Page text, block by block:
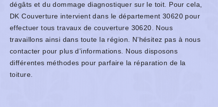
dégâts et du dommage diagnostiquer sur le toit. Pour cela,
DK Couverture intervient dans le département 30620 pour
effectuer tous travaux de couverture 30620. Nous
travaillons ainsi dans toute la région. N’hésitez pas à nous
contacter pour plus d’informations. Nous disposons
différentes méthodes pour parfaire la réparation de la
toiture.